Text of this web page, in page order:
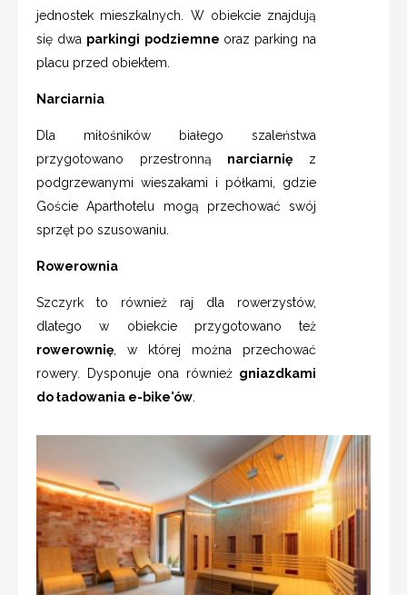
jednostek mieszkalnych. W obiekcie znajdują
się dwa parkingi podziemne oraz parking na
placu przed obiektem.
Narciarnia
Dla miłośników białego szaleństwa
przygotowano przestronną narciarnię z
podgrzewanymi wieszakami i półkami, gdzie
Goście Aparthotelu mogą przechować swój
sprzęt po szusowaniu.
Rowerownia
Szczyrk to również raj dla rowerzystów,
dlatego w obiekcie przygotowano też
rowerownię , w której można przechować
rowery. Dysponuje ona również gniazdkami
do ładowania e-bike'ów